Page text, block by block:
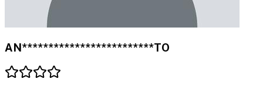
AN*************************TO